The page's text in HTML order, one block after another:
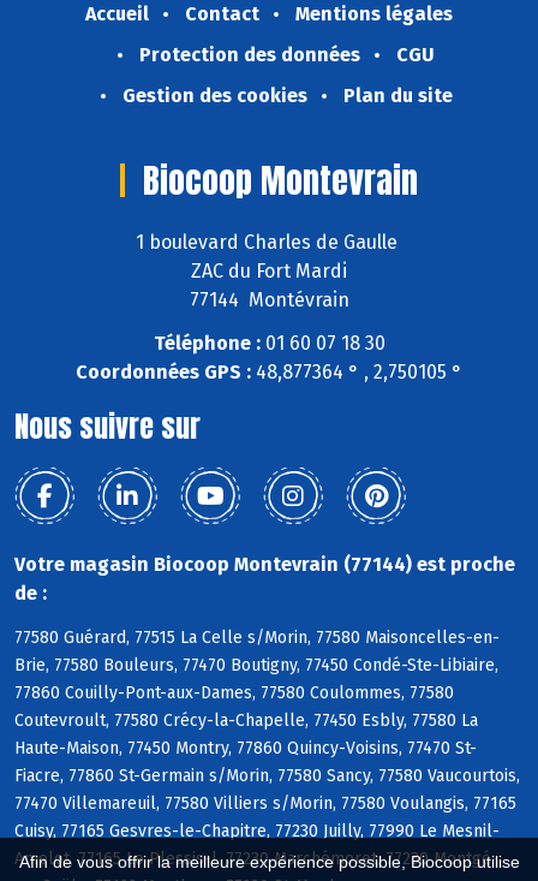
Afin de vous offrir la meilleure expérience possible, Biocoop utilise
Accueil Contact
Mentions légales
Protection des données
CGU
Gestion des cookies
Plan du site
Biocoop Montevrain
1 boulevard Charles de Gaulle
ZAC du Fort Mardi
77144 Montévrain
Téléphone :01 60 07 18 30
Coordonnées GPS : 48,877364 ° , 2,750105 °
Nous suivre sur
Votre magasin Biocoop Montevrain (77144) est proche
de :
77580 Guérard, 77515 La Celle s/Morin, 77580 Maisoncelles-en-
Brie, 77580 Bouleurs, 77470 Boutigny, 77450 Condé-Ste-Libiaire,
77860 Couilly-Pont-aux-Dames, 77580 Coulommes, 77580
Coutevroult, 77580 Crécy-la-Chapelle, 77450 Esbly, 77580 La
Haute-Maison, 77450 Montry, 77860 Quincy-Voisins, 77470 St-
Fiacre, 77860 St-Germain s/Morin, 77580 Sancy, 77580 Vaucourtois,
77470 Villemareuil, 77580 Villiers s/Morin, 77580 Voulangis, 77165
Cuisy, 77165 Gesvres-le-Chapitre, 77230 Juilly, 77990 Le Mesnil-
Amelot, 77165 Le Plessis-l, 77230 Marchémoret, 77230 Montgé-